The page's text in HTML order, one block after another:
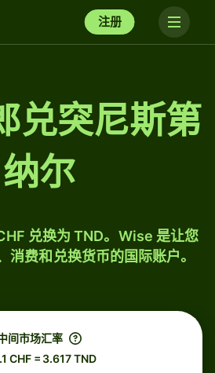
注册
兑突尼斯第
纳尔
兑换为 TND。Wise 是让您
消费和兑换货币的国际账户。
间市场汇率
CHF = 3.617 TND